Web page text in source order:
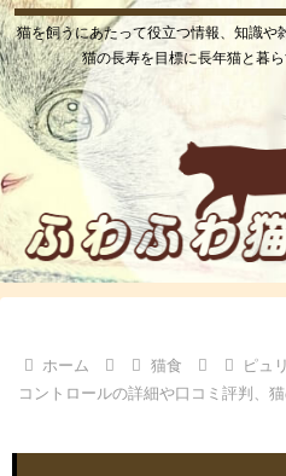
猫を飼うにあたって役立つ情報、知識や
猫の長寿を目標に長年猫と暮
ホーム 猫食
ピュ
コントロールの詳細や口コミ評判、